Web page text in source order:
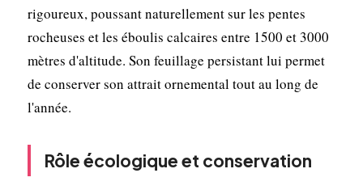
rigoureux, poussant naturellement sur les pentes
rocheuses et les éboulis calcaires entre 1500 et 3000
mètres d'altitude. Son feuillage persistant lui permet
de conserver son attrait ornemental tout au long de
l'année.
Rôle écologique et conservation